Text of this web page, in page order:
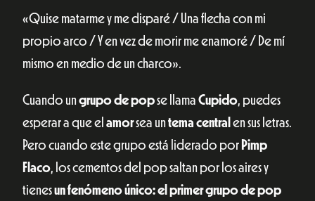
«Quise matarme y me disparé / Una flecha con mi
propio arco / Y en vez de morir me enamoré / De mí
mismo en medio de un charco».
Cuando ungrupo de popse llama Cupido, puedes
esperar a que el amorsea untema central en sus letras.
Pero cuando este grupo está liderado por Pimp
Flaco, los cementos del pop saltan por los aires y
tienesun fenómeno único: el primer grupo de pop